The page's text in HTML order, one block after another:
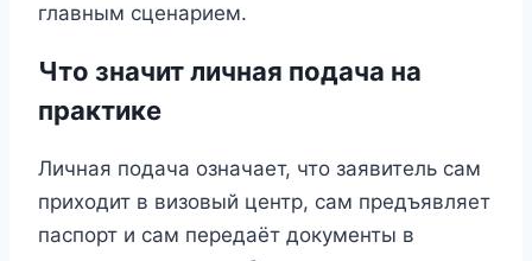
главным сценарием.
Что значит личная подача на
практике
Личная подача означает, что заявитель сам
приходит в визовый центр, сам предъявляет
паспорт и сам передаёт документы в